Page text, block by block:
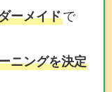
ーメイドで
ニングを決定